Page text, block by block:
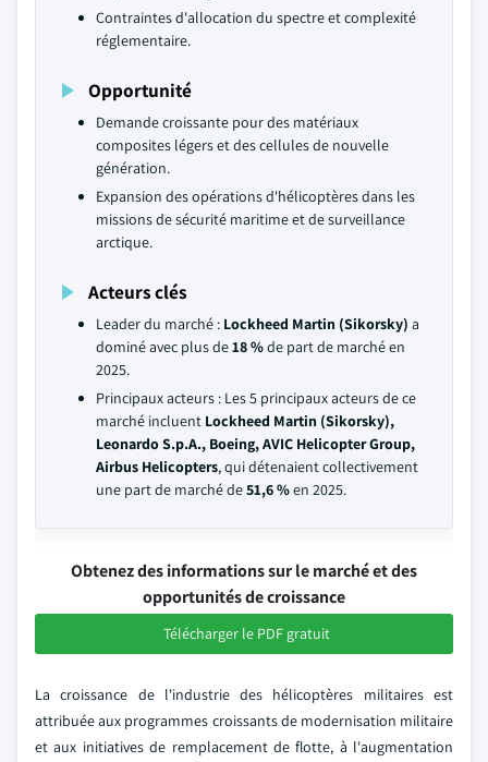
Contraintes d'allocation du spectre et complexité
réglementaire.
Opportunité
Demande croissante pour des matériaux
composites légers et des cellules de nouvelle
génération.
Expansion des opérations d'hélicoptères dans les
missions de sécurité maritime et de surveillance
arctique.
Acteurs clés
Leader du marché : Lockheed Martin (Sikorsky) a
dominé avec plus de18 %de part de marché en
2025.
Principaux acteurs : Les 5 principaux acteurs de ce
marché incluent Lockheed Martin (Sikorsky),
Leonardo S.p.A., Boeing, AVIC Helicopter Group,
Airbus Helicopters, qui détenaient collectivement
une part de marché de51,6 %en 2025.
Obtenez des informations sur le marché et des
opportunités de croissance
Télécharger le PDF gratuit
La croissance de l'industrie des hélicoptères militaires est
attribuée aux programmes croissants de modernisation militaire
et aux initiatives de remplacement de flotte, à l'augmentation